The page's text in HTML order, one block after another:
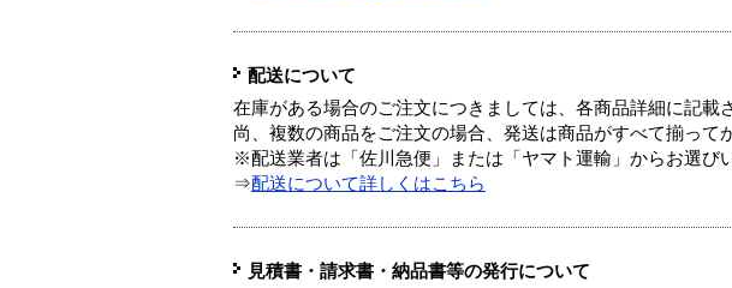
配送について
在庫がある場合のご注文につきましては、各商品詳細に記載
尚、複数の商品をご注文の場合、発送は商品がすべて揃って
※配送業者は「佐川急便」または「ヤマト運輸」からお選び
⇒配送について詳しくはこちら
見積書・請求書・納品書等の発行について